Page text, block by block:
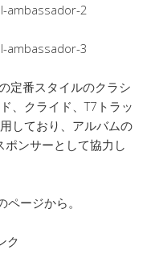
定番スタイルのクラシ
、クライド、T7トラッ
しており、アルバムの
ポンサーとして協力し
ページから。
ク